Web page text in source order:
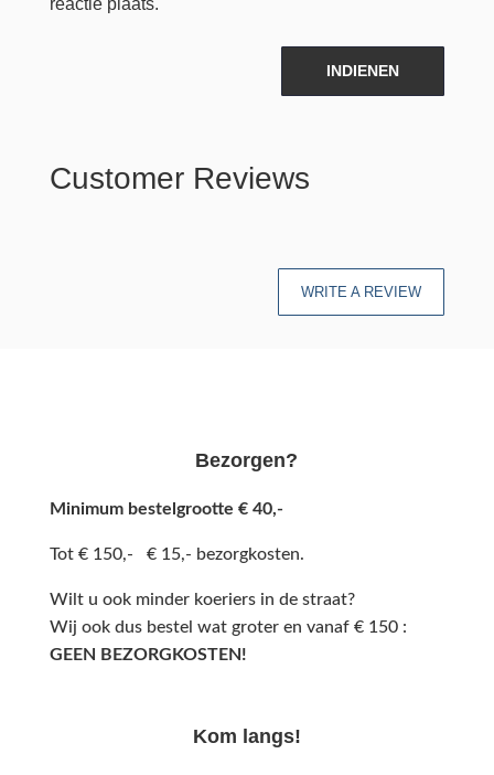
reactie plaats.
INDIENEN
Customer Reviews
WRITE A REVIEW
Bezorgen?
Minimum bestelgrootte € 40,-
Tot € 150,- € 15,- bezorgkosten.
Wilt u ook minder koeriers in de straat?
Wij ook dus bestel wat groter en vanaf € 150 :
GEEN BEZORGKOSTEN!
Kom langs!